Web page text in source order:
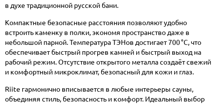
в духе традиционной русской бани.
Компактные безопасные расстояния позволяют удобно
встроить каменку в полки, экономя пространство даже в
небольшой парной. Температура ТЭНов достигает 700 °C, что
обеспечивает быстрый прогрев камней и быстрый выход на
рабочий режим. Отсутствие открытого металла создаёт свежий
и комфортный микроклимат, безопасный для кожи и глаз.
Riite гармонично вписывается в любые интерьеры сауны,
объединяя стиль, безопасность и комфорт. Идеальный выбор